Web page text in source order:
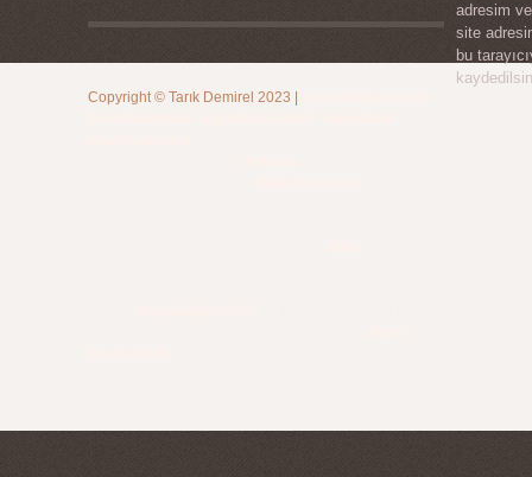
adresim ve
site
bu
Copyright © Tarık Demirel 2023